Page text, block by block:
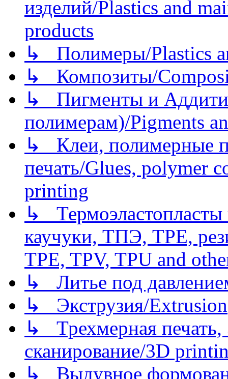
изделий/Plastics and
products
↳ Полимеры/Plastics
↳ Композиты/
↳ Пигменты и
полимерам)/Pigments
↳ Клеи, полимерные
печать/Glues, polymer
printing
↳
каучуки, ТПЭ, TPE,
TPE, TPV, TPU and
↳ Литье под
↳ Экструзия/Extrusion
↳ Трехмерная
сканирование/3D
↳ Выдувное